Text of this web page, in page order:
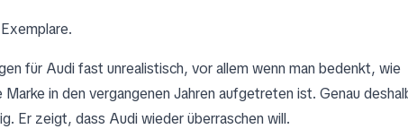
für Audi fast unrealistisch, vor allem wenn man bedenkt, wie
Marke in den vergangenen Jahren aufgetreten ist. Genau
Er zeigt, dass Audi wieder überraschen will.